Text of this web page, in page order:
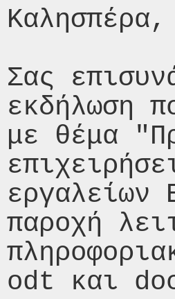
Καλησπέρα,
Σας
εκδήλωση
με θέμα
παροχή
odt και